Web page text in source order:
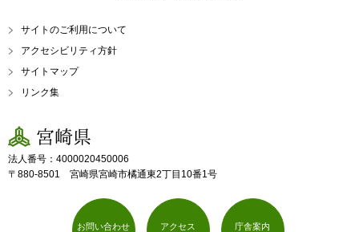
サイトのご利用について
アクセシビリティ方針
サイトマップ
リンク集
宮崎県
法人番号：4000020450006
〒880-8501 宮崎県宮崎市橘通東2丁目10番1号
お問い合わせ アクセス 庁舎案内